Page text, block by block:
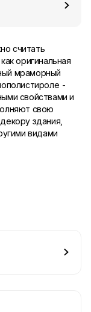
считать
оригинальная
мраморный
-
свойствами и
свою
здания,
видами